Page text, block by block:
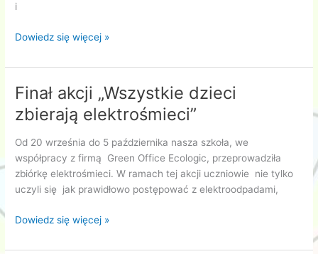
i
Akcja
się
2023
Dowiedz się więcej »
Finał akcji „Wszystkie dzieci
zbierają elektrośmieci”
Od 20 września do 5 października nasza szkoła, we
współpracy z firmą Green Office Ecologic, przeprowadziła
zbiórkę elektrośmieci. W ramach tej akcji uczniowie nie tylko
uczyli się jak prawidłowo postępować z elektroodpadami,
Finał
„Wszystkie
Dowiedz się więcej »